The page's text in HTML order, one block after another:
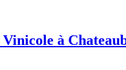
à